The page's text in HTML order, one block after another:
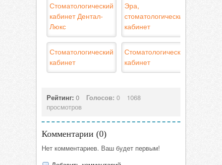
Стоматологический
кабинет Дентал-
Люкс
Эра,
стоматологический
кабинет
Стоматологический
кабинет
Стоматологический
кабинет
Рейтинг: 0 Голосов: 0
1068
просмотров
Комментарии (0)
Нет комментариев. Ваш будет первым!